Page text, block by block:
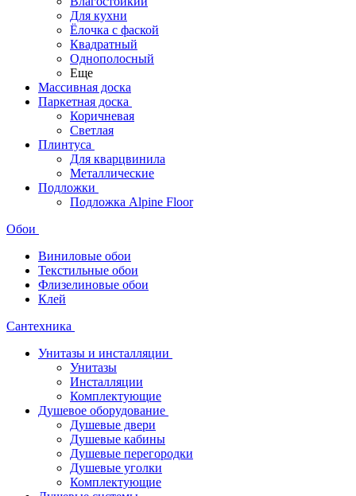
Для кухни
Ёлочка с фаской
Квадратный
Однополосный
Еще
Массивная доска
Паркетная доска
Коричневая
Светлая
Плинтуса
Для кварцвинила
Металлические
Подложки
Подложка Alpine Floor
Обои
Виниловые обои
Текстильные обои
Флизелиновые обои
Клей
Сантехника
Унитазы и инсталляции
Унитазы
Инсталляции
Комплектующие
Душевое оборудование
Душевые двери
Душевые кабины
Душевые перегородки
Душевые уголки
Комплектующие